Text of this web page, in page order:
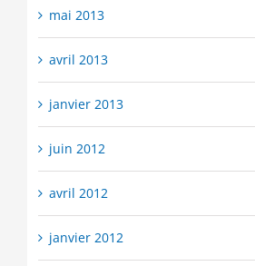
mai 2013
avril 2013
janvier 2013
juin 2012
avril 2012
janvier 2012